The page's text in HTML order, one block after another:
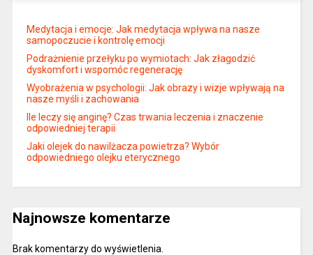
Medytacja i emocje: Jak medytacja wpływa na nasze
samopoczucie i kontrolę emocji
Podrażnienie przełyku po wymiotach: Jak złagodzić
dyskomfort i wspomóc regenerację
Wyobrażenia w psychologii: Jak obrazy i wizje wpływają na
nasze myśli i zachowania
Ile leczy się anginę? Czas trwania leczenia i znaczenie
odpowiedniej terapii
Jaki olejek do nawilżacza powietrza? Wybór
odpowiedniego olejku eterycznego
Najnowsze komentarze
Brak komentarzy do wyświetlenia.